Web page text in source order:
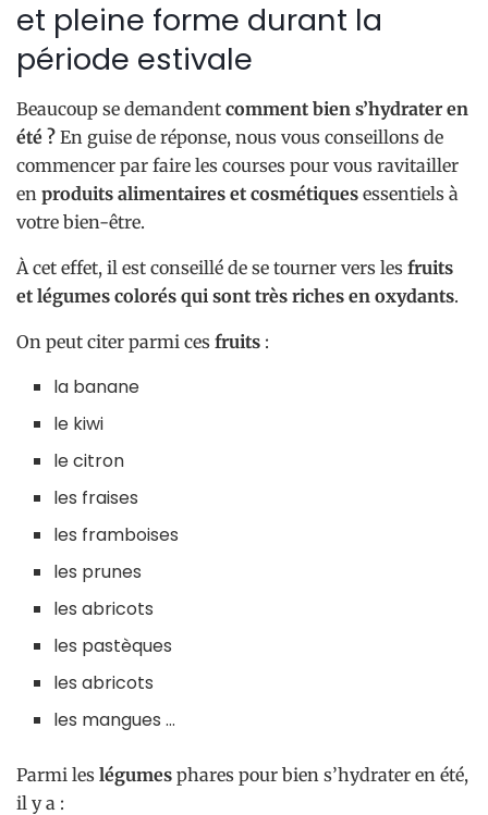
et pleine forme durant la
période estivale
Beaucoup se demandent comment bien s’hydrater en
été ? En guise de réponse, nous vous conseillons de
commencer par faire les courses pour vous ravitailler
en produits alimentaires et cosmétiques essentiels à
votre bien-être.
À cet effet, il est conseillé de se tourner vers les fruits
et légumes colorés qui sont très riches en oxydants.
On peut citer parmi ces fruits :
la banane
le kiwi
le citron
les fraises
les framboises
les prunes
les abricots
les pastèques
les abricots
les mangues …
Parmi les légumes phares pour bien s’hydrater en été,
il y a :